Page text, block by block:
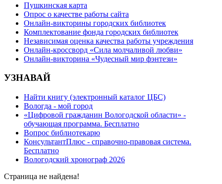
Пушкинская карта
Опрос о качестве работы сайта
Онлайн-викторины городских библиотек
Комплектование фонда городских библиотек
Независимая оценка качества работы учреждения
Онлайн-кроссворд «Сила молчаливой любви»
Онлайн-викторина «Чудесный мир фэнтези»
УЗНАВАЙ
Найти книгу (электронный каталог ЦБС)
Вологда - мой город
«Цифровой гражданин Вологодской области» -
обучающая программа. Бесплатно
Вопрос библиотекарю
КонсультантПлюс - справочно-правовая система.
Бесплатно
Вологодский хронограф 2026
Страница не найдена!